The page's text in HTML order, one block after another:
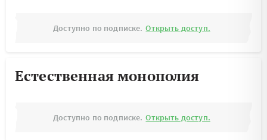
Доступно по подписке. Открыть доступ.
Естественная монополия
Доступно по подписке. Открыть доступ.